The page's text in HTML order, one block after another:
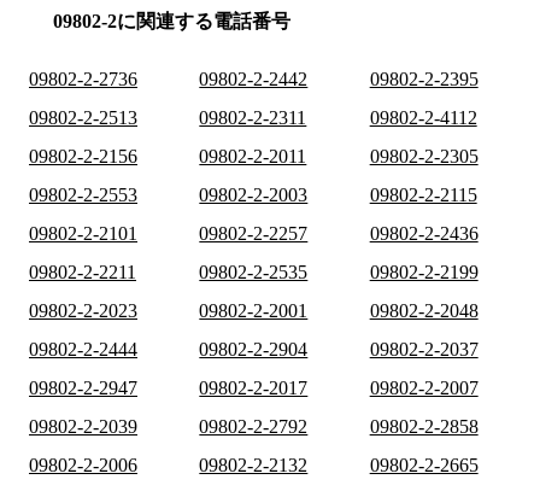
09802-2に関連する電話番号
09802-2-2736 09802-2-2442
09802-2-2395
09802-2-2513
09802-2-2311
09802-2-4112
09802-2-2156
09802-2-2011
09802-2-2305
09802-2-2553
09802-2-2003
09802-2-2115
09802-2-2101
09802-2-2257
09802-2-2436
09802-2-2211
09802-2-2535
09802-2-2199
09802-2-2023
09802-2-2001
09802-2-2048
09802-2-2444
09802-2-2904
09802-2-2037
09802-2-2947
09802-2-2017
09802-2-2007
09802-2-2039
09802-2-2792
09802-2-2858
09802-2-2006
09802-2-2132
09802-2-2665